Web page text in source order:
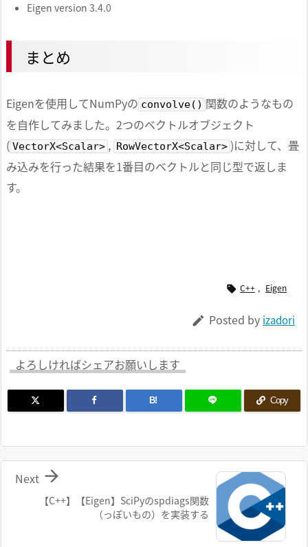
Eigen version 3.4.0
まとめ
Eigenを使用してNumPyの convolve() 関数のようなもの
を自作してみました。2つのベクトルオブジェクト
( VectorX<Scalar> , RowVectorX<Scalar> )に対して、畳
み込みを行った結果を1番目のベクトルと同じ型で返しま
す。
 C++ , Eigen
 Posted by izadori
よろしければシェアお願いします
B! Copy
【C++】【Eigen】SciPyのspdiags関数
（っぽいもの）を実装する

Next